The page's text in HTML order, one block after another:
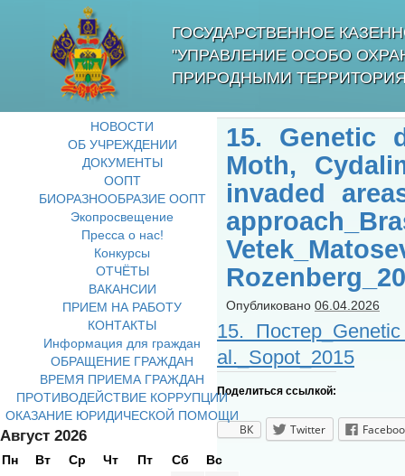
ГОСУДАРСТВЕННОЕ
"УПРАВЛЕНИЕ ОСОБО
ПРИРОДНЫМИ
15. Genetic
Moth,
invaded
Опубликовано 06.04.2026
15.
al._Sopot_2015
Поделиться ссылкой:
ВК Twitter
НОВОСТИ
ОБ УЧРЕЖДЕНИИ
ДОКУМЕНТЫ
ООПТ
БИОРАЗНООБРАЗИЕ ООПТ
Экопросвещение
Пресса о нас!
Конкурсы
ОТЧЁТЫ
ВАКАНСИИ
ПРИЕМ НА РАБОТУ
КОНТАКТЫ
Информация для граждан
ОБРАЩЕНИЕ ГРАЖДАН
ВРЕМЯ ПРИЕМА ГРАЖДАН
ПРОТИВОДЕЙСТВИЕ КОРРУПЦИИ
ОКАЗАНИЕ ЮРИДИЧЕСКОЙ ПОМОЩИ
Август 2026
Пн Вт Ср Чт Пт Сб Вс